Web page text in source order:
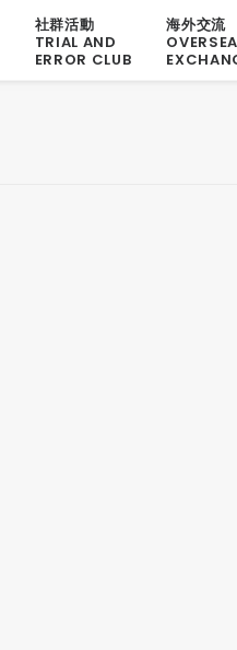
社群活動
TRIAL AND
ERROR CLUB
海外交流